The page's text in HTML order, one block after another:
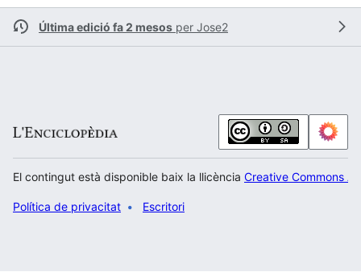
Última edició fa 2 mesos per Jose2
El contingut està disponible baix la llicència Creative Commons
Política de privacitat Escritori